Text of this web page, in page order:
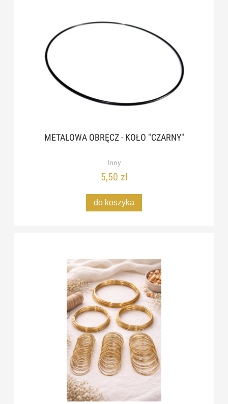
METALOWA OBRĘCZ - KOŁO "CZARNY"
Inny
5,50 zł
do koszyka